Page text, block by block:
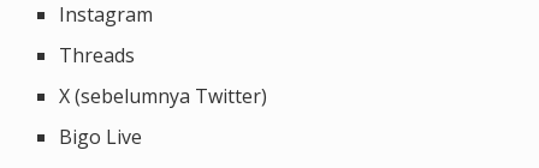
Instagram
Threads
X (sebelumnya Twitter)
Bigo Live